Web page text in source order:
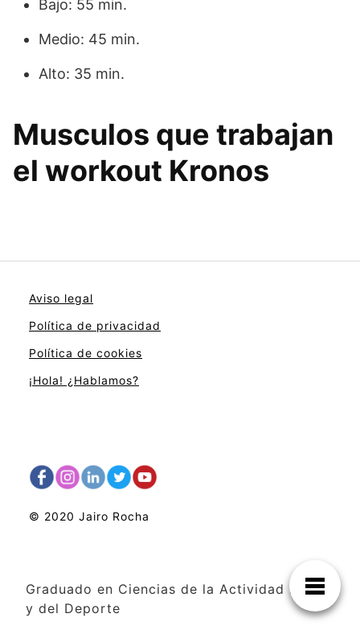
Bajo: 55 min.
Medio: 45 min.
Alto: 35 min.
Musculos que trabajan
el workout Kronos
Aviso legal
Política de privacidad
Política de cookies
¡Hola! ¿Hablamos?
© 2020 Jairo Rocha
Graduado en Ciencias de la Actividad Física
y del Deporte